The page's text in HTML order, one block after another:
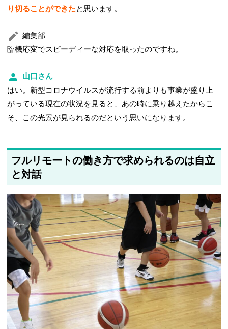
り切ることができたと思います。
編集部
臨機応変でスピーディーな対応を取ったのですね。
山口さん
はい。新型コロナウイルスが流行する前よりも事業が盛り上
がっている現在の状況を見ると、あの時に乗り越えたからこ
そ、この光景が見られるのだという思いになります。
フルリモートの働き方で求められるのは自立
と対話